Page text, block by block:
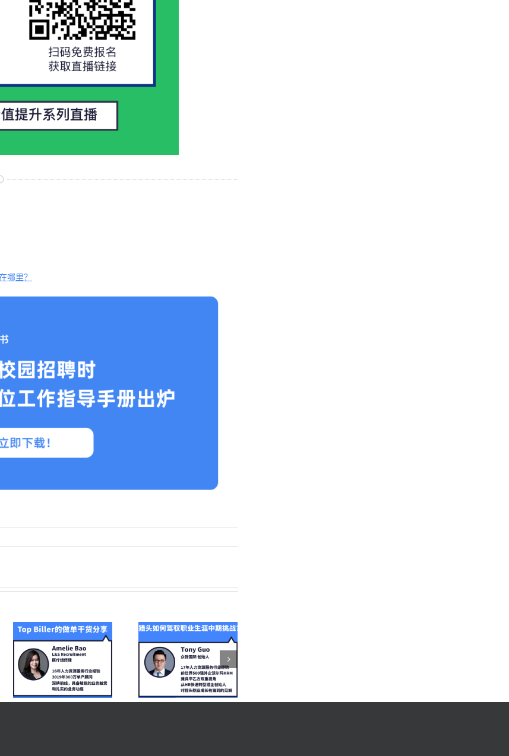
哪里？
众猎国际创始人
Tony Guo分享
《猎头如何驾驭
职业生涯中期挑
0-2年猎头新人
「超车」计划
（二） | 候选人
管理利器，玩转